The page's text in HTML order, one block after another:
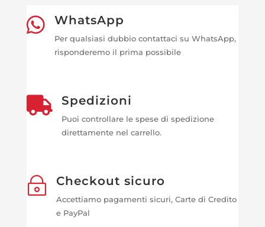
 WhatsApp
Per qualsiasi dubbio contattaci su WhatsApp,
risponderemo il prima possibile
 Spedizioni
Puoi controllare le spese di spedizione
direttamente nel carrello.
~ Checkout sicuro
Accettiamo pagamenti sicuri, Carte di Credito
e PayPal